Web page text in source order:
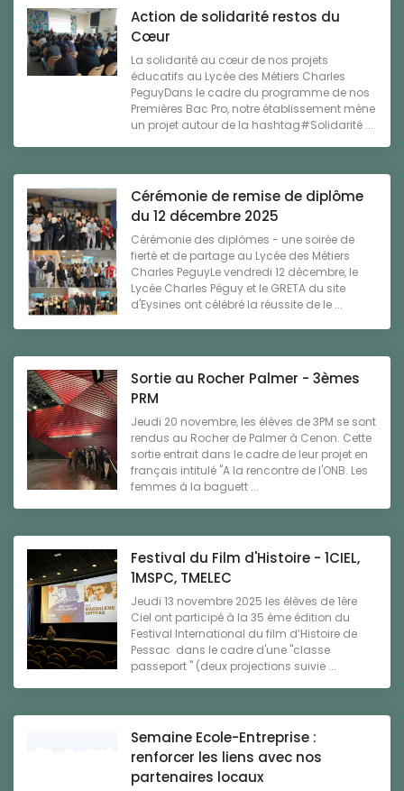
Action de solidarité restos du
Cœur
La solidarité au cœur de nos projets
éducatifs au Lycée des Métiers Charles
PeguyDans le cadre du programme de nos
Premières Bac Pro, notre établissement mène
un projet autour de la hashtag#Solidarité ...
Cérémonie de remise de diplôme
du 12 décembre 2025
Cérémonie des diplômes - une soirée de
fierté et de partage au Lycée des Métiers
Charles PeguyLe vendredi 12 décembre, le
Lycée Charles Péguy et le GRETA du site
d'Eysines ont célébré la réussite de le ...
Sortie au Rocher Palmer - 3èmes
PRM
Jeudi 20 novembre, les élèves de 3PM se sont
rendus au Rocher de Palmer à Cenon. Cette
sortie entrait dans le cadre de leur projet en
français intitulé "A la rencontre de l'ONB. Les
femmes à la baguett ...
Festival du Film d'Histoire - 1CIEL,
1MSPC, TMELEC
Jeudi 13 novembre 2025 les élèves de 1ère
Ciel ont participé à la 35 ème édition du
Festival International du film d’Histoire de
Pessac dans le cadre d'une "classe
passeport " (deux projections suivie ...
Semaine Ecole-Entreprise :
renforcer les liens avec nos
partenaires locaux